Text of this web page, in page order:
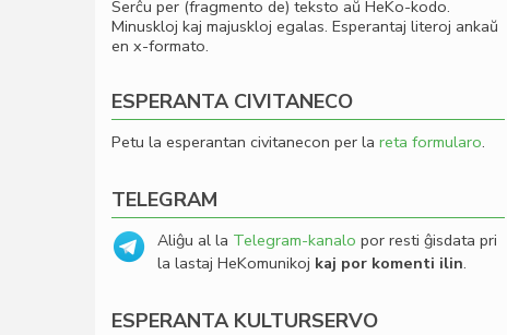
Serĉu per (fragmento de) teksto aŭ HeKo-kodo.
Minuskloj kaj majuskloj egalas. Esperantaj literoj ankaŭ
en x-formato.
ESPERANTA CIVITANECO
Petu la esperantan civitanecon per la reta formularo.
TELEGRAM
Aliĝu al la Telegram-kanalo por resti ĝisdata pri
la lastaj HeKomunikoj kaj por komenti ilin.
ESPERANTA KULTURSERVO